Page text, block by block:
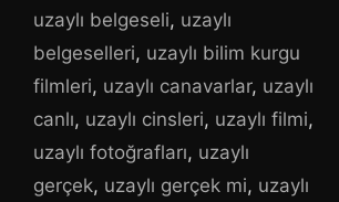
uzaylı belgeseli, uzaylı
belgeselleri, uzaylı bilim kurgu
filmleri, uzaylı canavarlar, uzaylı
canlı, uzaylı cinsleri, uzaylı filmi,
uzaylı fotoğrafları, uzaylı
gerçek, uzaylı gerçek mi, uzaylı